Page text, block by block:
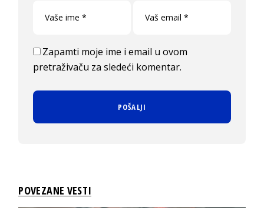
Zapamti moje ime i email u ovom
pretraživaču za sledeći komentar.
POVEZANE VESTI